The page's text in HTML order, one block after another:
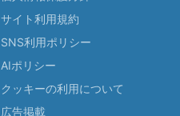
サイト利用規約
SNS利用ポリシー
AIポリシー
クッキーの利用について
広告掲載